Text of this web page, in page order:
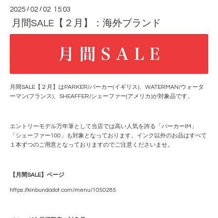
2025 /02 /02 15:03
月間SALE【２月】：海外ブランド
月間SALE【２月】はPARKER/パーカー(イギリス)、WATERMAN/ウォータ
ーマン(フランス)、SHEAFFER/シェーファー(アメリカ)が対象品です。
エントリーモデル万年筆として当店では高い人気を誇る「パーカーIM」
「シェーファー100」も対象となっております。インク以外のお品はすべて
１本ずつのご用意となっておりますのでご注意くださいませ。
【月間SALE】ページ
https://kinbundodot.com/menu/1050285